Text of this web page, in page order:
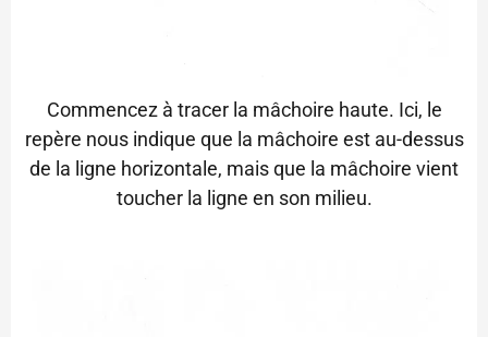
Commencez à tracer la mâchoire haute. Ici, le
repère nous indique que la mâchoire est au-dessus
de la ligne horizontale, mais que la mâchoire vient
toucher la ligne en son milieu.